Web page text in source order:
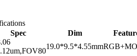
Spec Dim
19.0*9.5*4.55mm